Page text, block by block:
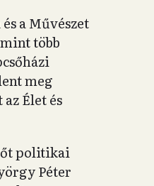
a Művészet
több
meg
Élet és
politikai
Péter